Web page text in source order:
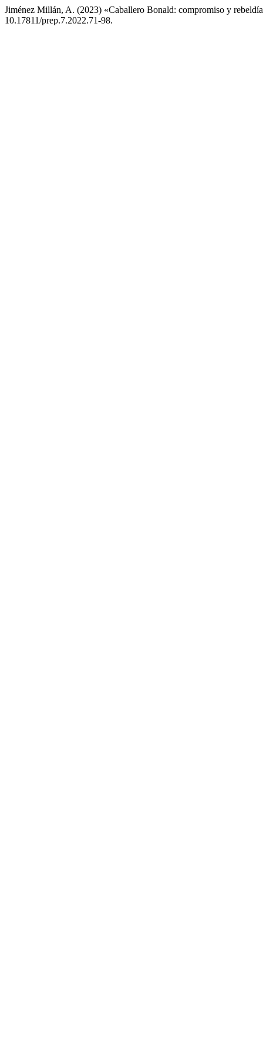
Jiménez Millán, A. (2023) «Caballero Bonald: compromiso y
10.17811/prep.7.2022.71-98.